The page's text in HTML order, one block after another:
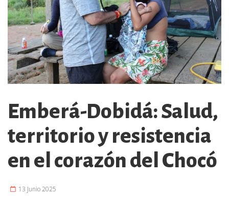
Emberá-Dobidá: Salud,
territorio y resistencia
en el corazón del Chocó
13 Junio 2025